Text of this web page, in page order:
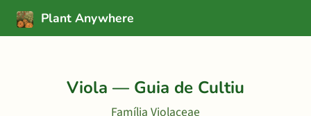
Plant Anywhere
Viola — Guia de Cultiu
Família Violaceae